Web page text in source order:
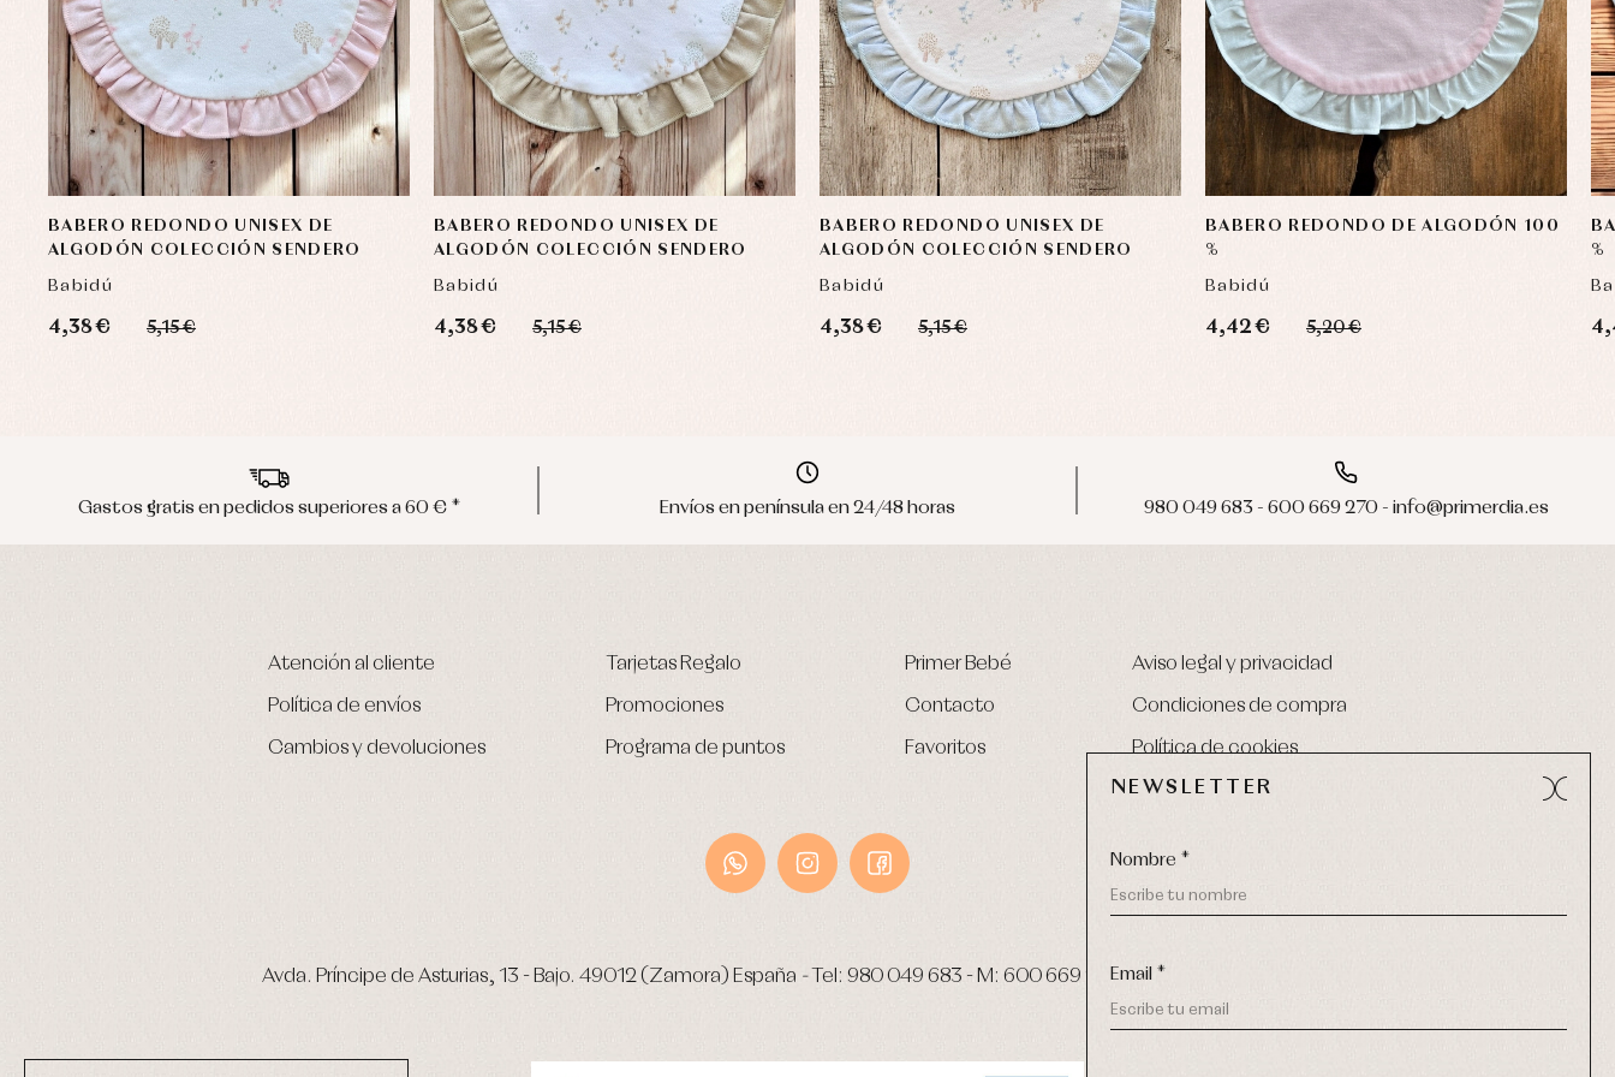
BABERO REDONDO UNISEX DE
ALGODÓN COLECCIÓN SENDERO
Babidú
4,38 € 5,15 €
BABERO REDONDO UNISEX DE
ALGODÓN COLECCIÓN SENDERO
Babidú
4,38 € 5,15 €
BABERO REDONDO UNISEX DE
ALGODÓN COLECCIÓN SENDERO
Babidú
4,38 € 5,15 €
BABERO REDONDO DE ALGODÓN 100
%
Babidú
4,42 € 5,20 €
%
Gastos gratis en pedidos superiores a 60 € * Envíos en península en 24/48 horas 980 049 683 - 600 669 270 - info@primerdia.es
Atención al cliente
Política de envíos
Cambios y devoluciones
Tarjetas Regalo
Promociones
Programa de puntos
Primer Bebé
Contacto
Favoritos
Aviso legal y privacidad
Condiciones de compra
Política de cookies
Avda. Príncipe de Asturias, 13 - Bajo. 49012 (Zamora) España -Tel: 980 049 683 - M: 600 669 270-email:
NEWSLETTER
Nombre *
Email *